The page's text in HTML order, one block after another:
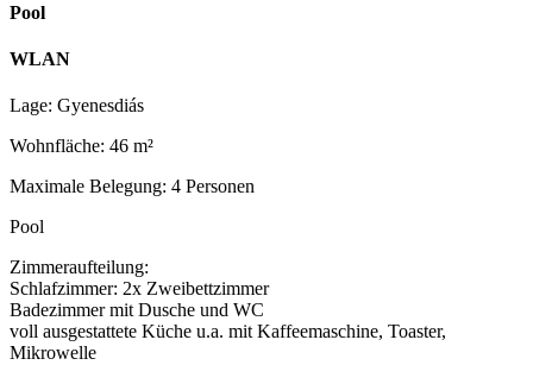
Pool
WLAN
Lage: Gyenesdiás
Wohnfläche: 46 m²
Maximale Belegung: 4 Personen
Pool
Zimmeraufteilung:
Schlafzimmer: 2x Zweibettzimmer
Badezimmer mit Dusche und WC
voll ausgestattete Küche u.a. mit Kaffeemaschine, Toaster,
Mikrowelle